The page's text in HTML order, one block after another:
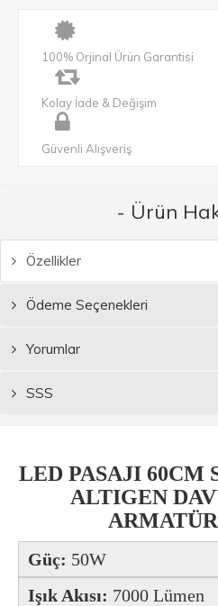
100% Orjinal Ürün Garantisi
Kolay İade & Değişim
Güvenli Alışveriş
- Ürün
Özellikler
Ödeme Seçenekleri
Yorumlar
SSS
LED PASAJI 60CM
ALTIGEN
Güç: 50W
Işık Akısı: 7000 Lümen